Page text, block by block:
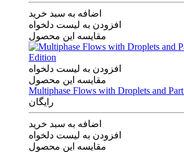
اضافه به سبد خرید
افزودن به لیست دلخواه
مقایسه این محصول
افزودن به لیست دلخواه
مقایسه این محصول
Multiphase Flows with Droplets and
رایگان
اضافه به سبد خرید
افزودن به لیست دلخواه
مقایسه این محصول